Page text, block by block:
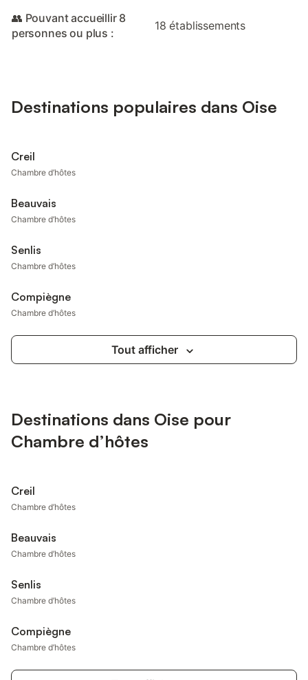
👥 Pouvant accueillir 8
personnes ou plus :
18 établissements
Destinations populaires dans Oise
Creil
Chambre d’hôtes
Beauvais
Chambre d’hôtes
Senlis
Chambre d’hôtes
Compiègne
Chambre d’hôtes
Tout afficher
Destinations dans Oise pour
Chambre d’hôtes
Creil
Chambre d’hôtes
Beauvais
Chambre d’hôtes
Senlis
Chambre d’hôtes
Compiègne
Chambre d’hôtes